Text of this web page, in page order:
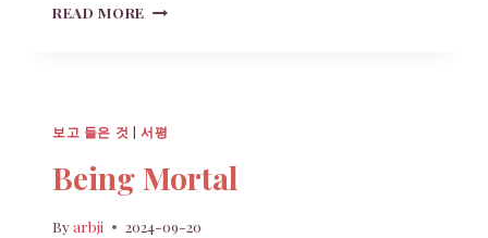
READ MORE
는
편
지
보고 들은 것 | 서평
Being Mortal
Byarbji 2024-09-20